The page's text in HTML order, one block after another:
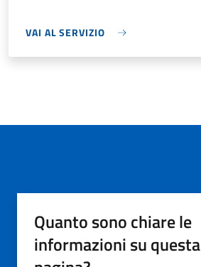
VAI AL SERVIZIO
Quanto sono chiare le
informazioni su questa